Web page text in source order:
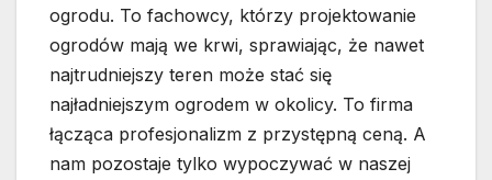
ogrodu. To fachowcy, którzy projektowanie
ogrodów mają we krwi, sprawiając, że nawet
najtrudniejszy teren może stać się
najładniejszym ogrodem w okolicy. To firma
łącząca profesjonalizm z przystępną ceną. A
nam pozostaje tylko wypoczywać w naszej